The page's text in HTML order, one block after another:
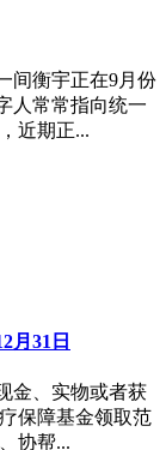
间衡宇正在9月份
人常常指向统一
近期正...
月31日
金、实物或者获
保障基金领取范
协帮...